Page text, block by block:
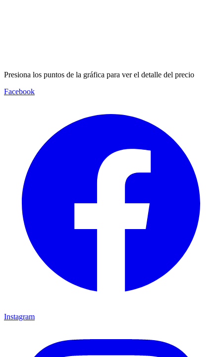
Presiona los puntos de la gráfica para ver el detalle del precio
Facebook
Instagram